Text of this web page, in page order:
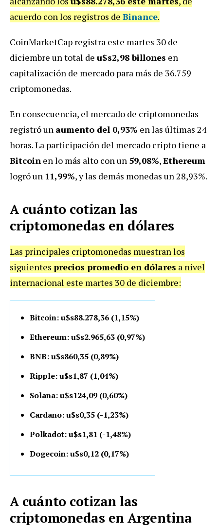
acuerdo con los registros de Binance.
CoinMarketCap registra este martes 30 de
diciembre un total de u$s2,98 billones en
capitalización de mercado para más de 36.759
criptomonedas.
En consecuencia, el mercado de criptomonedas
registró un aumento del 0,93% en las últimas 24
horas. La participación del mercado cripto tiene a
Bitcoin en lo más alto con un 59,08%,Ethereum
logró un 11,99%, y las demás monedas un 28,93%.
A cuánto cotizan las
criptomonedas en dólares
Las principales criptomonedas muestran los
siguientes precios promedio en dólares a nivel
internacional este martes 30 de diciembre:
Bitcoin: u$s88.278,36 (1,15%)
Ethereum: u$s2.965,63 (0,97%)
BNB: u$s860,35 (0,89%)
Ripple: u$s1,87 (1,04%)
Solana: u$s124,09 (0,60%)
Cardano: u$s0,35 (-1,23%)
Polkadot: u$s1,81 (-1,48%)
Dogecoin: u$s0,12 (0,17%)
A cuánto cotizan las
criptomonedas en Argentina